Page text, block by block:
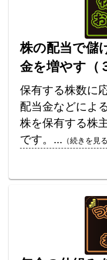
株の配当で儲
金を増やす（
保有する株数に
配当金などによ
株を保有する株
です。... （続きを見る